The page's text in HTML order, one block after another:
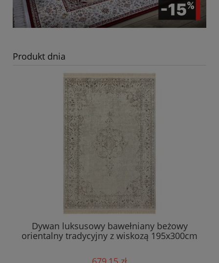
Produkt dnia
Dywan luksusowy bawełniany beżowy
orientalny tradycyjny z wiskozą 195x300cm